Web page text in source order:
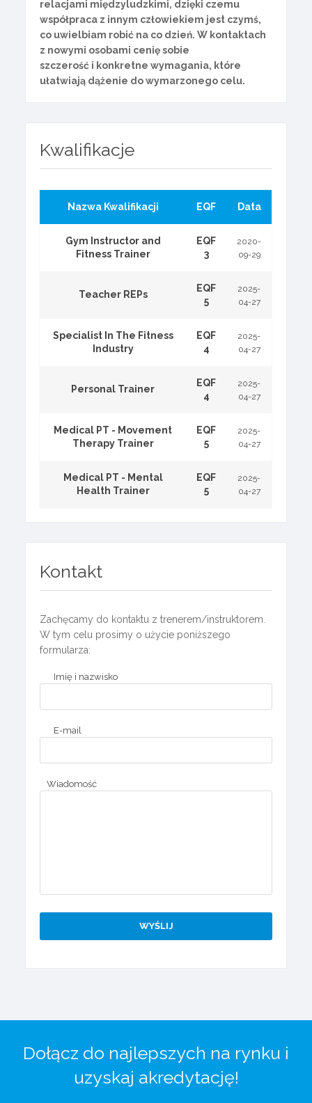
relacjami międzyludzkimi, dzięki czemu
współpraca z innym człowiekiem jest czymś,
co uwielbiam robić na co dzień. W kontaktach
z nowymi osobami cenię sobie
szczerość i konkretne wymagania, które
ułatwiają dążenie do wymarzonego celu.
Kwalifikacje
Nazwa Kwalifikacji EQF Data
Gym Instructor and
Fitness Trainer
EQF
3
2020-
09-29
Teacher REPs
EQF
5
2025-
04-27
Specialist In The Fitness
Industry
EQF
4
2025-
04-27
Personal Trainer
EQF
4
2025-
04-27
Medical PT - Movement
Therapy Trainer
EQF
5
2025-
04-27
Medical PT - Mental
Health Trainer
EQF
5
2025-
04-27
Kontakt
Zachęcamy do kontaktu z trenerem/instruktorem.
W tym celu prosimy o użycie poniższego
formularza:
Imię i nazwisko
E-mail
Wiadomość
Dołącz do najlepszych na rynku i
uzyskaj akredytację!